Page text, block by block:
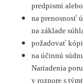
predpismi
na prenosnosť
na základe
požadovať
na účinnú
Nariadenia
v rozpore s